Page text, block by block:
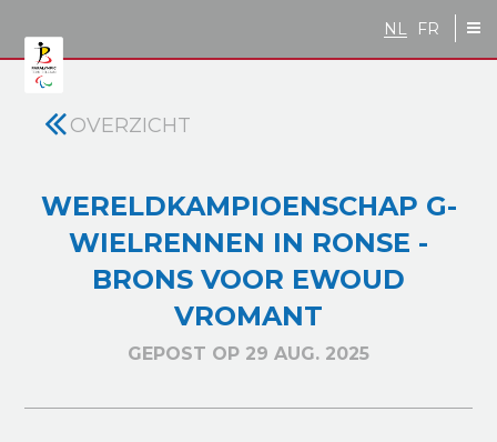
NL FR
OVERZICHT
WERELDKAMPIOENSCHAP G-
WIELRENNEN IN RONSE -
BRONS VOOR EWOUD
VROMANT
GEPOST OP 29 AUG. 2025